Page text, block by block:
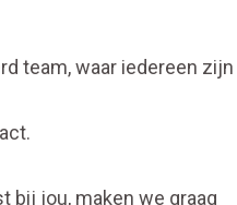
team, waar iedereen zijn
bij jou, maken we graag